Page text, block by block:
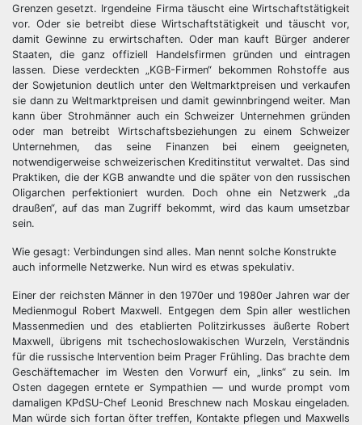
Grenzen gesetzt. Irgendeine Firma täuscht eine Wirtschaftstätigkeit
vor. Oder sie betreibt diese Wirtschaftstätigkeit und täuscht vor,
damit Gewinne zu erwirtschaften. Oder man kauft Bürger anderer
Staaten, die ganz offiziell Handelsfirmen gründen und eintragen
lassen. Diese verdeckten „KGB-Firmen“ bekommen Rohstoffe aus
der Sowjetunion deutlich unter den Weltmarktpreisen und verkaufen
sie dann zu Weltmarktpreisen und damit gewinnbringend weiter. Man
kann über Strohmänner auch ein Schweizer Unternehmen gründen
oder man betreibt Wirtschaftsbeziehungen zu einem Schweizer
Unternehmen, das seine Finanzen bei einem geeigneten,
notwendigerweise schweizerischen Kreditinstitut verwaltet. Das sind
Praktiken, die der KGB anwandte und die später von den russischen
Oligarchen perfektioniert wurden. Doch ohne ein Netzwerk „da
draußen“, auf das man Zugriff bekommt, wird das kaum umsetzbar
sein.
Wie gesagt: Verbindungen sind alles. Man nennt solche Konstrukte
auch informelle Netzwerke. Nun wird es etwas spekulativ.
Einer der reichsten Männer in den 1970er und 1980er Jahren war der
Medienmogul Robert Maxwell. Entgegen dem Spin aller westlichen
Massenmedien und des etablierten Politzirkusses äußerte Robert
Maxwell, übrigens mit tschechoslowakischen Wurzeln, Verständnis
für die russische Intervention beim Prager Frühling. Das brachte dem
Geschäftemacher im Westen den Vorwurf ein, „links“ zu sein. Im
Osten dagegen erntete er Sympathien — und wurde prompt vom
damaligen KPdSU-Chef Leonid Breschnew nach Moskau eingeladen.
Man würde sich fortan öfter treffen, Kontakte pflegen und Maxwells